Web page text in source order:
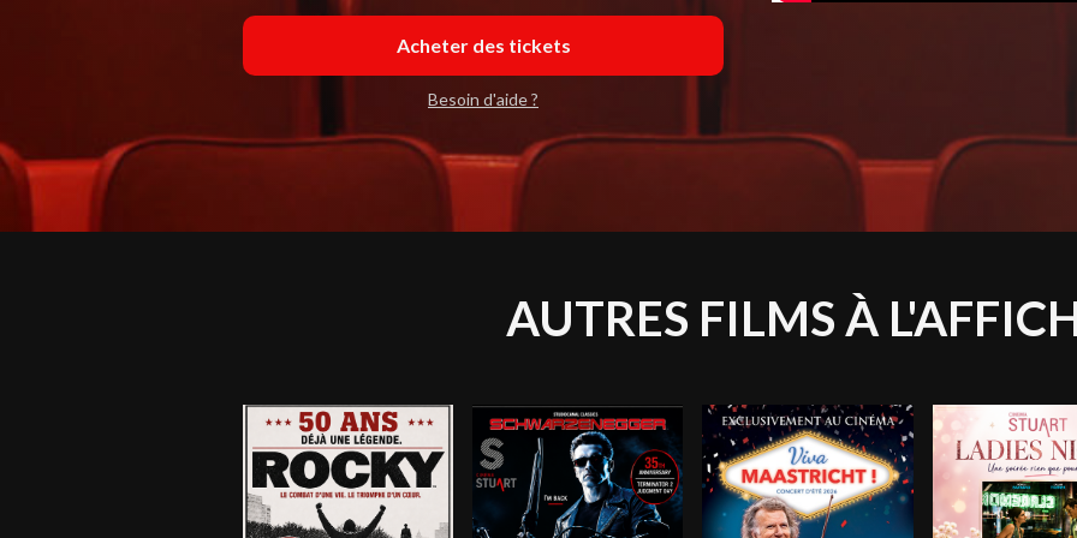
Acheter des tickets
Besoin d'aide ?
AUTRES FILMS À